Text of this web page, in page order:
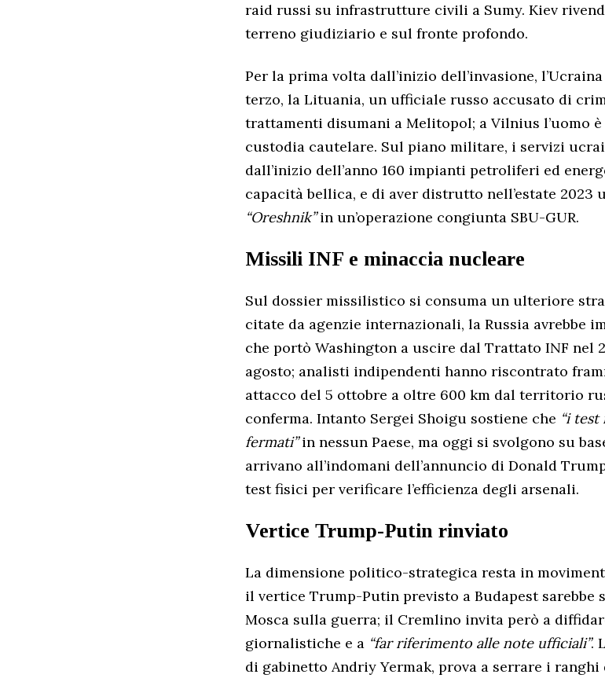
raid russi su infrastrutture civili a Sumy. Kiev
terreno giudiziario e sul fronte profondo.
Per la prima volta dall’inizio dell’invasione,
terzo, la Lituania, un ufficiale russo accusato di
trattamenti disumani a Melitopol; a Vilnius l’uomo
custodia cautelare. Sul piano militare, i servizi
dall’inizio dell’anno 160 impianti petroliferi ed
capacità bellica, e di aver distrutto nell’estate 2023
“Oreshnik”in un’operazione congiunta SBU-GUR.
Missili INF e minaccia nucleare
Sul dossier missilistico si consuma un ulteriore
citate da agenzie internazionali, la Russia avrebbe
che portò Washington a uscire dal Trattato INF nel
agosto; analisti indipendenti hanno riscontrato
attacco del 5 ottobre a oltre 600 km dal territorio
conferma. Intanto Sergei Shoigu sostiene che “i
fermati”in nessun Paese, ma oggi si svolgono su
arrivano all’indomani dell’annuncio di Donald
test fisici per verificare l’efficienza degli arsenali.
Vertice Trump-Putin rinviato
La dimensione politico-strategica resta in
il vertice Trump-Putin previsto a Budapest sarebbe
Mosca sulla guerra; il Cremlino invita però a
giornalistiche e a “far riferimento alle note ufficiali”.
di gabinetto Andriy Yermak, prova a serrare i